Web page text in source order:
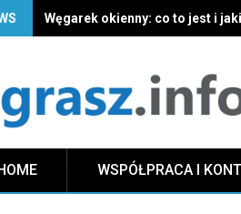
Węgarek okienny: co to jest i
WSPÓŁPRACA I